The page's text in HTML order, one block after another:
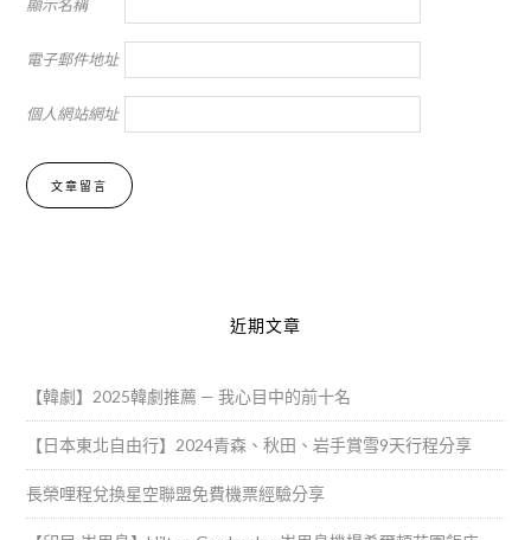
顯示名稱
電子郵件地址
個人網站網址
近期文章
【韓劇】2025韓劇推薦 — 我心目中的前十名
【日本東北自由行】2024青森、秋田、岩手賞雪9天行程分享
長榮哩程兌換星空聯盟免費機票經驗分享